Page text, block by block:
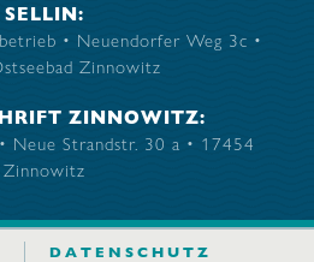
SELLIN:
• Neuendorfer Weg 3c •
Zinnowitz
ZINNOWITZ:
Neue Strandstr. 30 a • 17454
Zinnowitz
DATENSCHUTZ